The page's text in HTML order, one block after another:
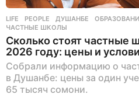
LIFE ,PEOPLE ДУШАНБЕ ,
ЧАСТНЫЕ ШКОЛЫ
Сколько стоят частные
2026 году: цены и
Собрали информацию о
в Душанбе: цены за один
65 тысяч сомони.